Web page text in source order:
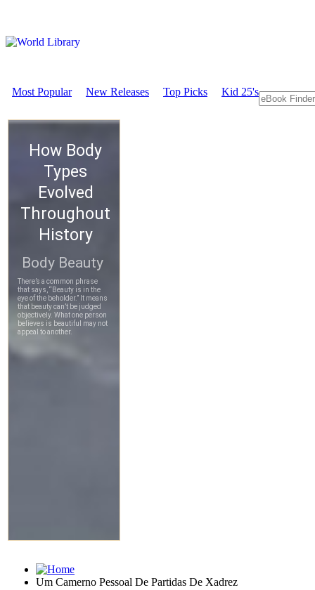
Most Popular New Releases Top Picks Kid 25's
Um Camerno Pessoal De Partidas De Xadrez